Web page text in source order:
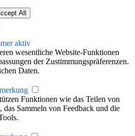
All
aktiv
wesentliche Website-Funktionen
der Zustimmungspräferenzen.
Daten.
Funktionen wie das Teilen von
Sammeln von Feedback und die